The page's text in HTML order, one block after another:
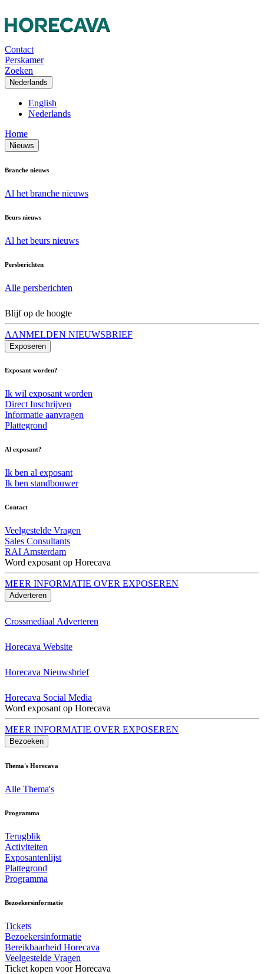
Contact
Perskamer
Zoeken
Nederlands
English
Nederlands
Home
Nieuws
Branche nieuws
Al het branche nieuws
Beurs nieuws
Al het beurs nieuws
Persberichten
Alle persberichten
Blijf op de hoogte
AANMELDEN NIEUWSBRIEF
Exposeren
Exposant worden?
Ik wil exposant worden
Direct Inschrijven
Informatie aanvragen
Plattegrond
Al exposant?
Ik ben al exposant
Ik ben standbouwer
Contact
Veelgestelde Vragen
Sales Consultants
RAI Amsterdam
Word exposant op Horecava
MEER INFORMATIE OVER EXPOSEREN
Adverteren
Crossmediaal Adverteren
Horecava Website
Horecava Nieuwsbrief
Horecava Social Media
Word exposant op Horecava
MEER INFORMATIE OVER EXPOSEREN
Bezoeken
Thema's Horecava
Alle Thema's
Programma
Terugblik
Activiteiten
Exposantenlijst
Plattegrond
Programma
Bezoekersinformatie
Tickets
Bezoekersinformatie
Bereikbaarheid Horecava
Veelgestelde Vragen
Ticket kopen voor Horecava